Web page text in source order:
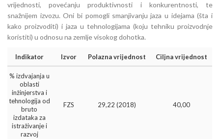
vrijednosti, povećanju produktivnosti i konkurentnosti, te
snažnijem izvozu. Oni bi pomogli smanjivanju jaza u idejama (šta i
kako proizvoditi) i jaza u tehnologijama (koju tehniku proizvodnje
koristiti) u odnosu na zemlje visokog dohotka.
Indikator Izvor Polazna vrijednost Ciljna vrijednost
% izdvajanja u
oblasti
inžinjerstva i
tehnologija od
bruto
izdataka za
istraživanje i
razvoj
FZS 29,22 (2018) 40,00